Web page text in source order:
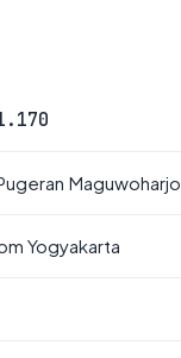
Maguwoharjo
Yogyakarta